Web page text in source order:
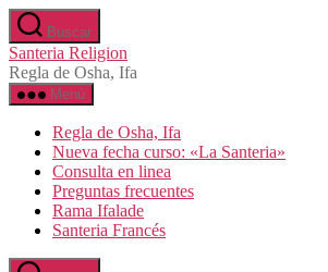
Saltar
al
contenido
Buscar
Santeria Religion
Regla de Osha, Ifa
Menú
Regla de Osha, Ifa
Nueva fecha curso: «La Santeria»
Consulta en linea
Preguntas frecuentes
Rama Ifalade
Santeria Francés